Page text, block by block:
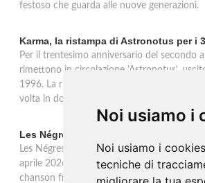
Noi usiamo i
Noi usiamo i
tecniche di
festoso che guarda alle nuove generazioni.
Karma, la ristampa di Astronotus per i
Per il trentesimo anniversario del secondo
rimettono in circolazione 'Astronotus',
1996. La ristampa Sony Music è disponibile
volta in doppio vinile gold 180 grammi con
Les Négresses Vertes a Milano: unica
Les Négresses Vertes tornano in Italia per
aprile 2026 all'Alcatraz di Milano con lo
chanson francese e ritmi mediterranei per